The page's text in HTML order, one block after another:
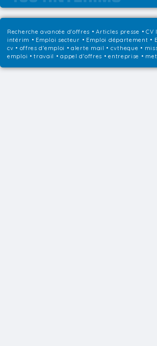
Recherche avancée d'offres •Articles presse • CV
intérim • Emploi secteur • Emploi département •
cv • offres d'emploi • alerte mail • cvtheque •
emploi • travail • appel d'offres • entreprise •